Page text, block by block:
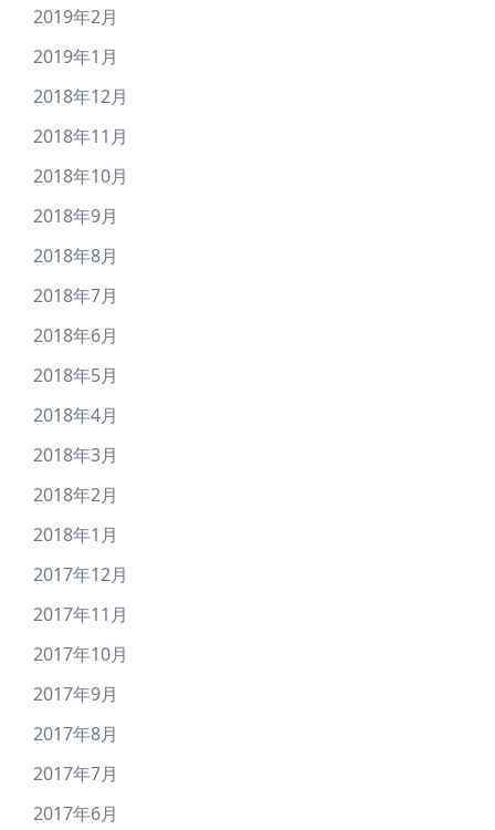
2019年2月
2019年1月
2018年12月
2018年11月
2018年10月
2018年9月
2018年8月
2018年7月
2018年6月
2018年5月
2018年4月
2018年3月
2018年2月
2018年1月
2017年12月
2017年11月
2017年10月
2017年9月
2017年8月
2017年7月
2017年6月